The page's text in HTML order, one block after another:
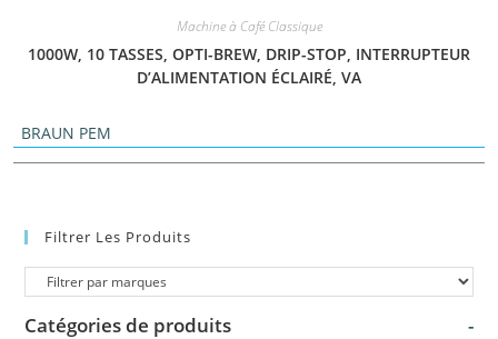
Machine à Café Classique
1000W, 10 TASSES, OPTI-BREW, DRIP-STOP, INTERRUPTEUR
D’ALIMENTATION ÉCLAIRÉ, VA
BRAUN PEM
Filtrer Les Produits
Catégories de produits -